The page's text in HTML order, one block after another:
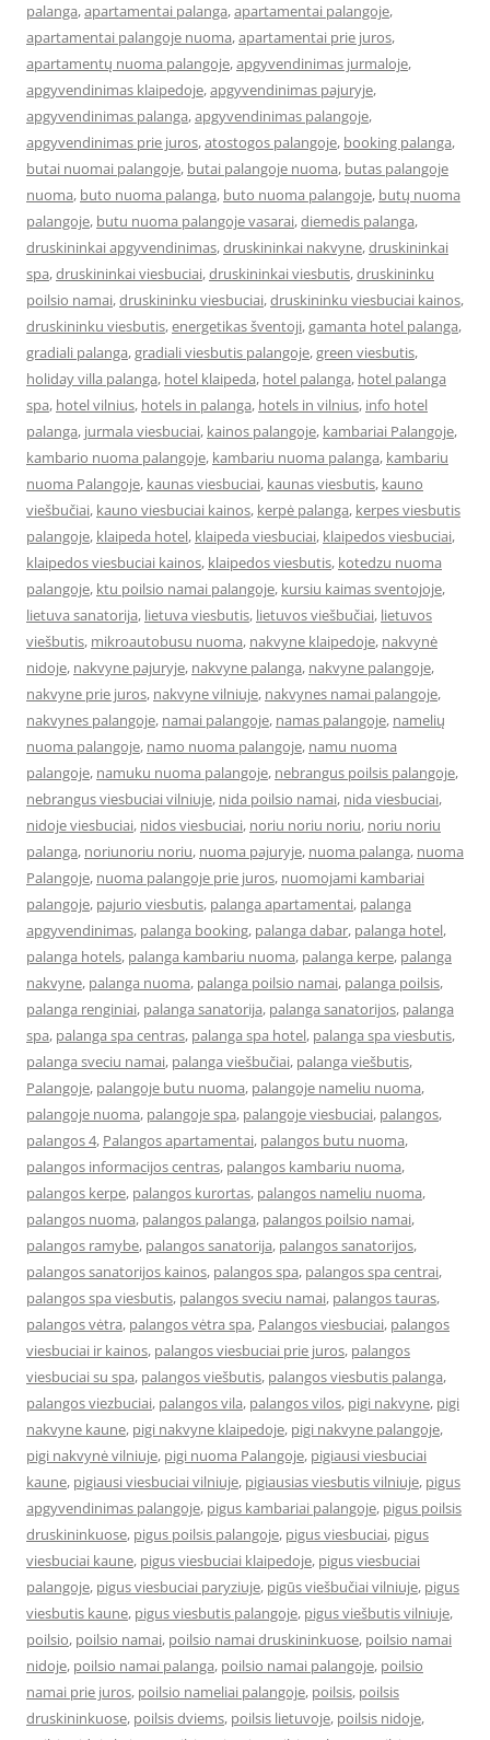
palanga,apartamentai palanga,apartamentai palangoje,
apartamentai palangoje nuoma,apartamentai prie juros,
apartamentų nuoma palangoje,apgyvendinimas jurmaloje,
apgyvendinimas klaipedoje,apgyvendinimas pajuryje,
apgyvendinimas palanga,apgyvendinimas palangoje,
apgyvendinimas prie juros,atostogos palangoje, booking palanga,
butai nuomai palangoje, butai palangoje nuoma, butas palangoje
nuoma, buto nuoma palanga, buto nuoma palangoje, butų nuoma
palangoje, butu nuoma palangoje vasarai,diemedis palanga,
druskininkai apgyvendinimas,druskininkai nakvyne,druskininkai
spa,druskininkai viesbuciai,druskininkai viesbutis,druskininku
poilsio namai,druskininku viesbuciai,druskininku viesbuciai kainos,
druskininku viesbutis,energetikas šventoji,gamanta hotel palanga,
gradiali palanga,gradiali viesbutis palangoje,green viesbutis,
holiday villa palanga, hotel klaipeda, hotel palanga, hotel palanga
spa, hotel vilnius, hotels in palanga, hotels in vilnius, info hotel
palanga, jurmala viesbuciai, kainos palangoje, kambariai Palangoje,
kambario nuoma palangoje, kambariu nuoma palanga, kambariu
nuoma Palangoje, kaunas viesbuciai, kaunas viesbutis, kauno
viešbučiai, kauno viesbuciai kainos, kerpė palanga, kerpes viesbutis
palangoje, klaipeda hotel, klaipeda viesbuciai, klaipedos viesbuciai,
klaipedos viesbuciai kainos, klaipedos viesbutis, kotedzu nuoma
palangoje, ktu poilsio namai palangoje, kursiu kaimas sventojoje,
lietuva sanatorija, lietuva viesbutis, lietuvos viešbučiai, lietuvos
viešbutis, mikroautobusu nuoma, nakvyne klaipedoje, nakvynė
nidoje, nakvyne pajuryje, nakvyne palanga, nakvyne palangoje,
nakvyne prie juros, nakvyne vilniuje, nakvynes namai palangoje,
nakvynes palangoje, namai palangoje, namas palangoje, namelių
nuoma palangoje, namo nuoma palangoje, namu nuoma
palangoje, namuku nuoma palangoje, nebrangus poilsis palangoje,
nebrangus viesbuciai vilniuje, nida poilsio namai, nida viesbuciai,
nidoje viesbuciai, nidos viesbuciai, noriu noriu noriu, noriu noriu
palanga, noriunoriu noriu, nuoma pajuryje, nuoma palanga, nuoma
Palangoje, nuoma palangoje prie juros, nuomojami kambariai
palangoje, pajurio viesbutis, palanga apartamentai, palanga
apgyvendinimas, palanga booking, palanga dabar, palanga hotel,
palanga hotels, palanga kambariu nuoma, palanga kerpe, palanga
nakvyne, palanga nuoma, palanga poilsio namai, palanga poilsis,
palanga renginiai, palanga sanatorija, palanga sanatorijos, palanga
spa, palanga spa centras, palanga spa hotel, palanga spa viesbutis,
palanga sveciu namai, palanga viešbučiai, palanga viešbutis,
Palangoje, palangoje butu nuoma, palangoje nameliu nuoma,
palangoje nuoma, palangoje spa, palangoje viesbuciai, palangos,
palangos 4, Palangos apartamentai, palangos butu nuoma,
palangos informacijos centras, palangos kambariu nuoma,
palangos kerpe, palangos kurortas, palangos nameliu nuoma,
palangos nuoma, palangos palanga, palangos poilsio namai,
palangos ramybe, palangos sanatorija, palangos sanatorijos,
palangos sanatorijos kainos, palangos spa, palangos spa centrai,
palangos spa viesbutis, palangos sveciu namai, palangos tauras,
palangos vėtra, palangos vėtra spa, Palangos viesbuciai, palangos
viesbuciai ir kainos, palangos viesbuciai prie juros, palangos
viesbuciai su spa, palangos viešbutis, palangos viesbutis palanga,
palangos viezbuciai, palangos vila, palangos vilos, pigi nakvyne, pigi
nakvyne kaune, pigi nakvyne klaipedoje, pigi nakvyne palangoje,
pigi nakvynė vilniuje, pigi nuoma Palangoje, pigiausi viesbuciai
kaune, pigiausi viesbuciai vilniuje, pigiausias viesbutis vilniuje, pigus
apgyvendinimas palangoje, pigus kambariai palangoje, pigus poilsis
druskininkuose, pigus poilsis palangoje, pigus viesbuciai, pigus
viesbuciai kaune, pigus viesbuciai klaipedoje, pigus viesbuciai
palangoje, pigus viesbuciai paryziuje, pigūs viešbučiai vilniuje, pigus
viesbutis kaune, pigus viesbutis palangoje, pigus viešbutis vilniuje,
poilsio, poilsio namai, poilsio namai druskininkuose, poilsio namai
nidoje, poilsio namai palanga, poilsio namai palangoje, poilsio
namai prie juros, poilsio nameliai palangoje, poilsis, poilsis
druskininkuose, poilsis dviems, poilsis lietuvoje, poilsis nidoje,